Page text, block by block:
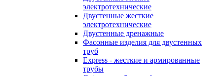
электротехнические
Двустенные жесткие
электротехнические
Двустенные дренажные
Фасонные изделия для двустенных
труб
Express - жесткие и армированные
трубы